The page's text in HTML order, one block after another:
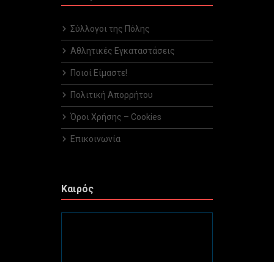
Σύλλογοι της Πόλης
Αθλητικές Εγκαταστάσεις
Ποιοί Είμαστε!
Πολιτική Απορρήτου
Όροι Χρήσης – Cookies
Επικοινωνία
Καιρός